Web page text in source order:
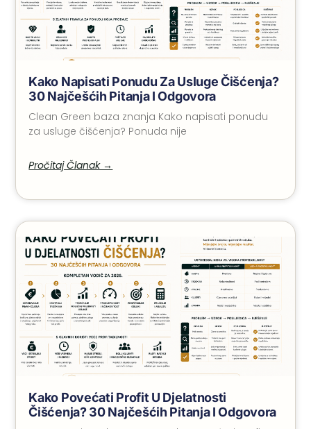
Kako Napisati Ponudu Za Usluge Čišćenja?
30 Najčešćih Pitanja I Odgovora
Clean Green baza znanja Kako napisati ponudu
za usluge čišćenja? Ponuda nije
Pročitaj Članak →
Kako Povećati Profit U Djelatnosti
Čišćenja? 30 Najčešćih Pitanja I Odgovora